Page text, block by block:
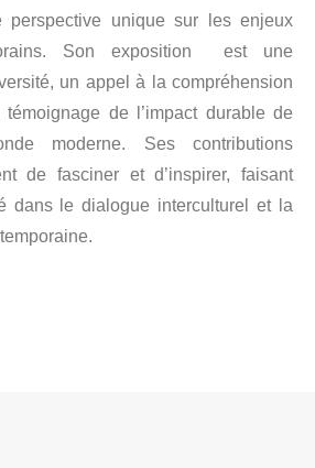
perspective unique sur les enjeux
Son exposition est une
un appel à la compréhension
de l’impact durable de
moderne. Ses contributions
de fasciner et d’inspirer, faisant
dans le dialogue interculturel et la